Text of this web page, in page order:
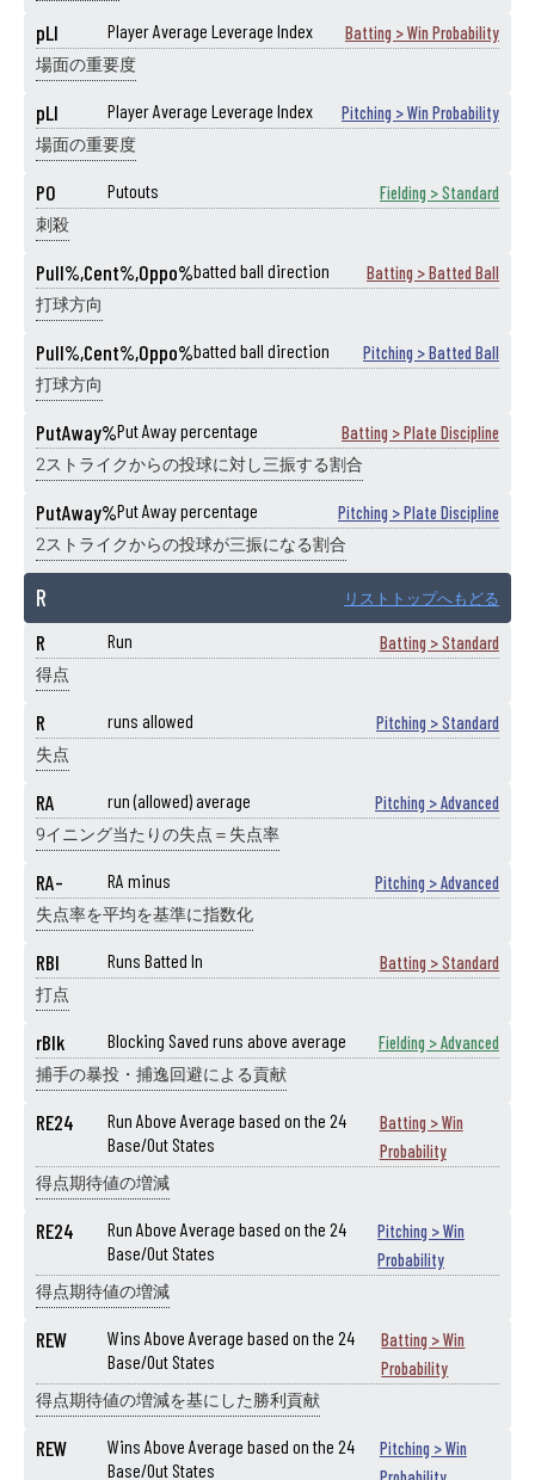
pLI Player Average Leverage Index Batting > Win Probability
場面の重要度
pLI Player Average Leverage Index Pitching > Win Probability
場面の重要度
PO Putouts Fielding > Standard
刺殺
Pull%,Cent%,Oppo%batted ball direction Batting > Batted Ball
打球方向
Pull%,Cent%,Oppo%batted ball direction Pitching > Batted Ball
打球方向
PutAway%Put Away percentage Batting > Plate Discipline
2ストライクからの投球に対し三振する割合
PutAway%Put Away percentage Pitching > Plate Discipline
2ストライクからの投球が三振になる割合
R リストトップへもどる
R Run Batting > Standard
得点
R runs allowed Pitching > Standard
失点
RA run (allowed) average Pitching > Advanced
9イニング当たりの失点＝失点率
RA- RA minus Pitching > Advanced
失点率を平均を基準に指数化
RBI Runs Batted In Batting > Standard
打点
rBlk Blocking Saved runs above average Fielding > Advanced
捕手の暴投・捕逸回避による貢献
RE24
Run Above Average based on the 24
Base/Out States
Batting > Win
Probability
得点期待値の増減
RE24
Run Above Average based on the 24
Base/Out States
Pitching > Win
Probability
得点期待値の増減
REW
Wins Above Average based on the 24
Base/Out States
Batting > Win
Probability
得点期待値の増減を基にした勝利貢献
REW
Wins Above Average based on the 24
Base/Out States
Pitching > Win